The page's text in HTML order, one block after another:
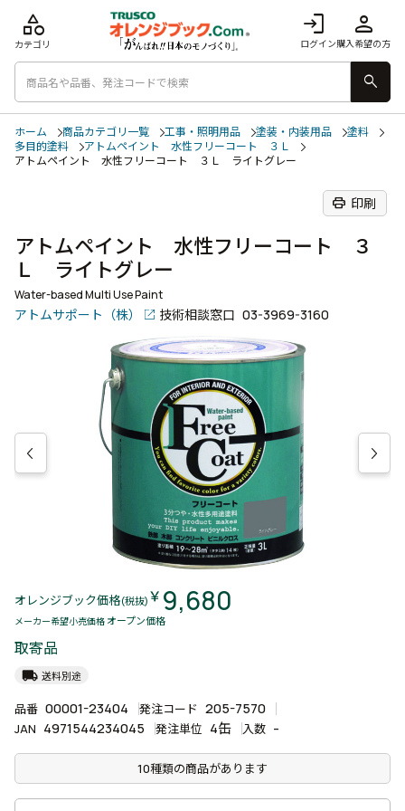
login
ログイン
person
購入希望の方
category
カテゴリ
search
ホーム 商品カテゴリ一覧 工事・照明用品 塗装・内装用品
塗料
多目的塗料
アトムペイント 水性フリーコート ３Ｌ
アトムペイント 水性フリーコート ３Ｌ ライトグレー
print 印刷
アトムペイント 水性フリーコート ３
Ｌ ライトグレー
Water-based Multi Use Paint
アトムサポート（株） 技術相談窓口 03-3969-3160
オレンジブック価格(税抜) ￥ 9,680
メーカー希望小売価格 オープン価格
取寄品
local_shipping 送料別途
品番 00001-23404 発注コード 205-7570
JAN 4971544234045 発注単位 4缶 入数 -
10種類の商品があります